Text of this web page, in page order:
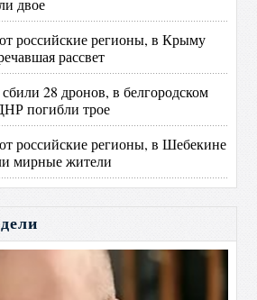
двое
российские регионы, в Крыму
рассвет
28 дронов, в белгородском
погибли трое
российские регионы, в Шебекине
мирные жители